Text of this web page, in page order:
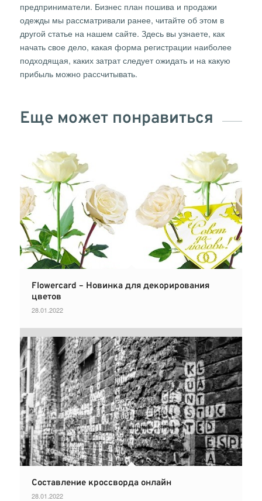
предприниматели. Бизнес план пошива и продажи
одежды мы рассматривали ранее, читайте об этом в
другой статье на нашем сайте. Здесь вы узнаете, как
начать свое дело, какая форма регистрации наиболее
подходящая, каких затрат следует ожидать и на какую
прибыль можно рассчитывать.
Еще может понравиться
Flowercard – Новинка для декорирования
цветов
28.01.2022
Составление кроссворда онлайн
28.01.2022